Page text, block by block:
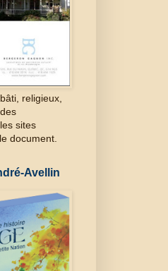
religieux,
sites
document.
Avellin